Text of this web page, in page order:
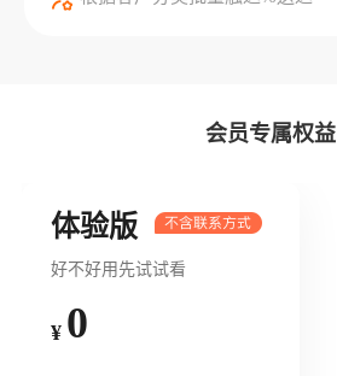
会员专属权益
体验版
好不好用先试试看
¥ 0